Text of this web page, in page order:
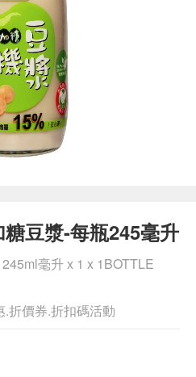
豆漿-每瓶245毫升
毫升 x 1 x 1BOTTLE
折價券.折扣碼活動